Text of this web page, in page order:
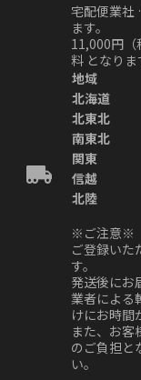
宅配便業社
ます。
11,000円（
料 となりま
地域
北海道
北東北
南東北
関東
信越
北陸
※ご注意※
ご登録いた
す。
発送後にお
業者による
けにお時間
また、お客
のご負担と
い。